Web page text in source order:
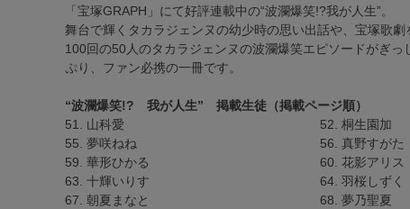
「宝塚GRAPH」にて好評連載中の“波瀾爆笑!?我が人生”。
舞台で輝くタカラジェンヌの幼少時の思い出話や、宝塚歌
100回の50人のタカラジェンヌの波瀾爆笑エピソードがぎ
ぷり、ファン必携の一冊です。
“波瀾爆笑!? 我が人生” 掲載生徒（掲載ページ順）
51. 山科愛
52. 桐生園加
55. 夢咲ねね
56. 真野すがた
59. 華形ひかる
60. 花影アリス
63. 十輝いりす
64. 羽桜しずく
67. 朝夏まなと
68. 夢乃聖夏